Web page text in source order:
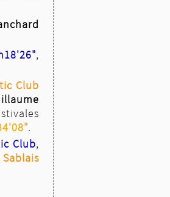
,
Club
.
Club,